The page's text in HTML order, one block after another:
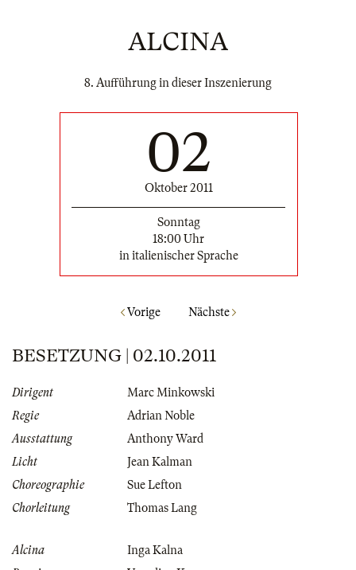
ALCINA
8. Aufführung in dieser Inszenierung
02
Oktober 2011
Sonntag
18:00 Uhr
in italienischer Sprache
Vorige Nächste
BESETZUNG | 02.10.2011
Dirigent
Marc Minkowski
Regie
Adrian Noble
Ausstattung
Anthony Ward
Licht
Jean Kalman
Choreographie
Sue Lefton
Chorleitung
Thomas Lang
Alcina
Inga Kalna